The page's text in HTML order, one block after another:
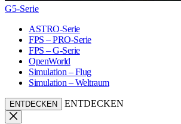
G5-Serie
ASTRO-Serie
FPS – PRO-Serie
FPS – G-Serie
OpenWorld
Simulation – Flug
Simulation – Weltraum
ENTDECKEN ENTDECKEN